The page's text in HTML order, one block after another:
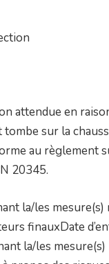
attendue en
sur la
au règlement
20345.
la/les
finauxDate
la/les